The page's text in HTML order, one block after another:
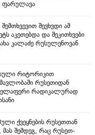
ფარულავა
შევხვდი ამ
აკეთებდა და შეკითხვები
კალაძე რუსულენოვან
რიტორიკით
რუსეთიდან
რადიკალურად
ქვეყნების რუსეთთან
შემდეგ, რაც რუსეთ-